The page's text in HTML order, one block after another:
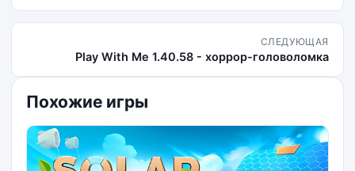
СЛЕДУЮЩАЯ
Play With Me 1.40.58 - хоррор-головоломка
Похожие игры